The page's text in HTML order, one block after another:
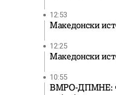
12:53
Македонски
12:25
Македонски
10:55
ВМРО-ДПМНЕ: